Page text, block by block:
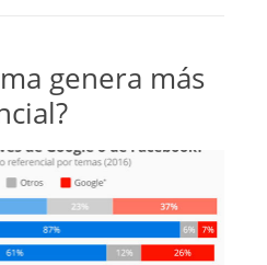
genera más